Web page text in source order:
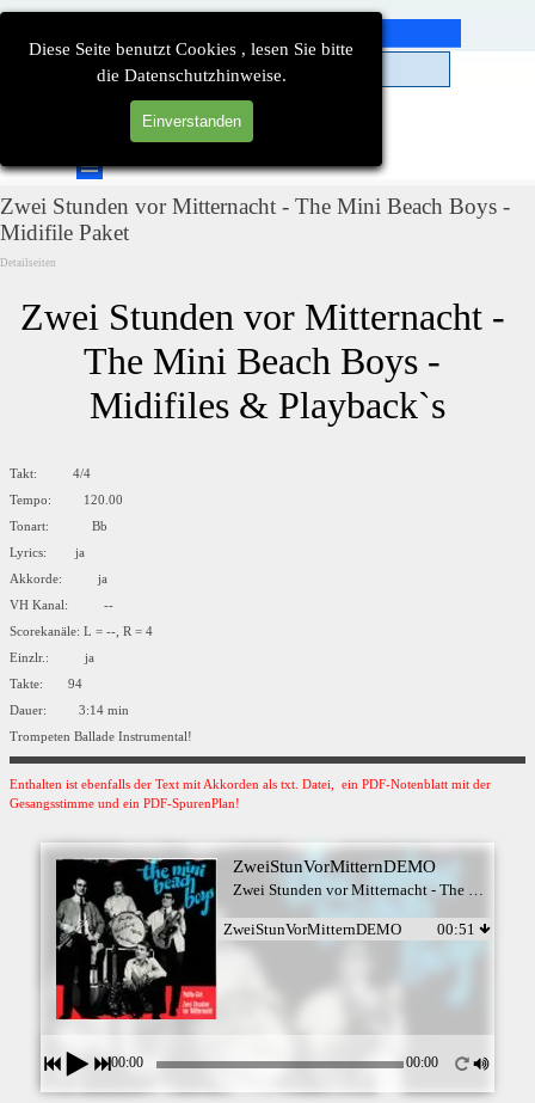
Diese Seite benutzt Cookies , lesen Sie bitte
die Datenschutzhinweise.
Einverstanden
Direkt zum Seiteninhalt
Menü überspringen
Zwei Stunden vor Mitternacht - The Mini Beach Boys -
Midifile Paket
Detailseiten
Zwei Stunden vor Mitternacht -
The Mini Beach Boys -
Midifiles & Playback`s
Takt: 4/4
Tempo: 120.00
Tonart: Bb
Lyrics: ja
Akkorde: ja
VH Kanal: --
Scorekanäle: L = --, R = 4
Einzlr.: ja
Takte: 94
Dauer: 3:14 min
Trompeten Ballade Instrumental!
Enthalten ist ebenfalls der Text mit Akkorden als txt. Datei, ein PDF-Notenblatt mit der
Gesangsstimme und ein PDF-SpurenPlan!
ZweiStunVorMitternDEMO
ZweiStunVorMitternDEMO 00:51
00:00 00:00